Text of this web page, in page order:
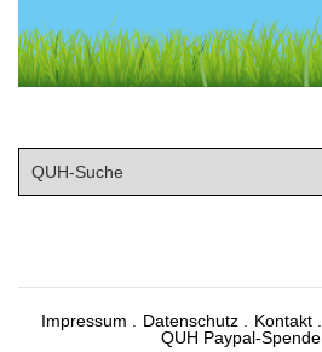
Impressum Datenschutz Kontakt
QUH Paypal-Spende